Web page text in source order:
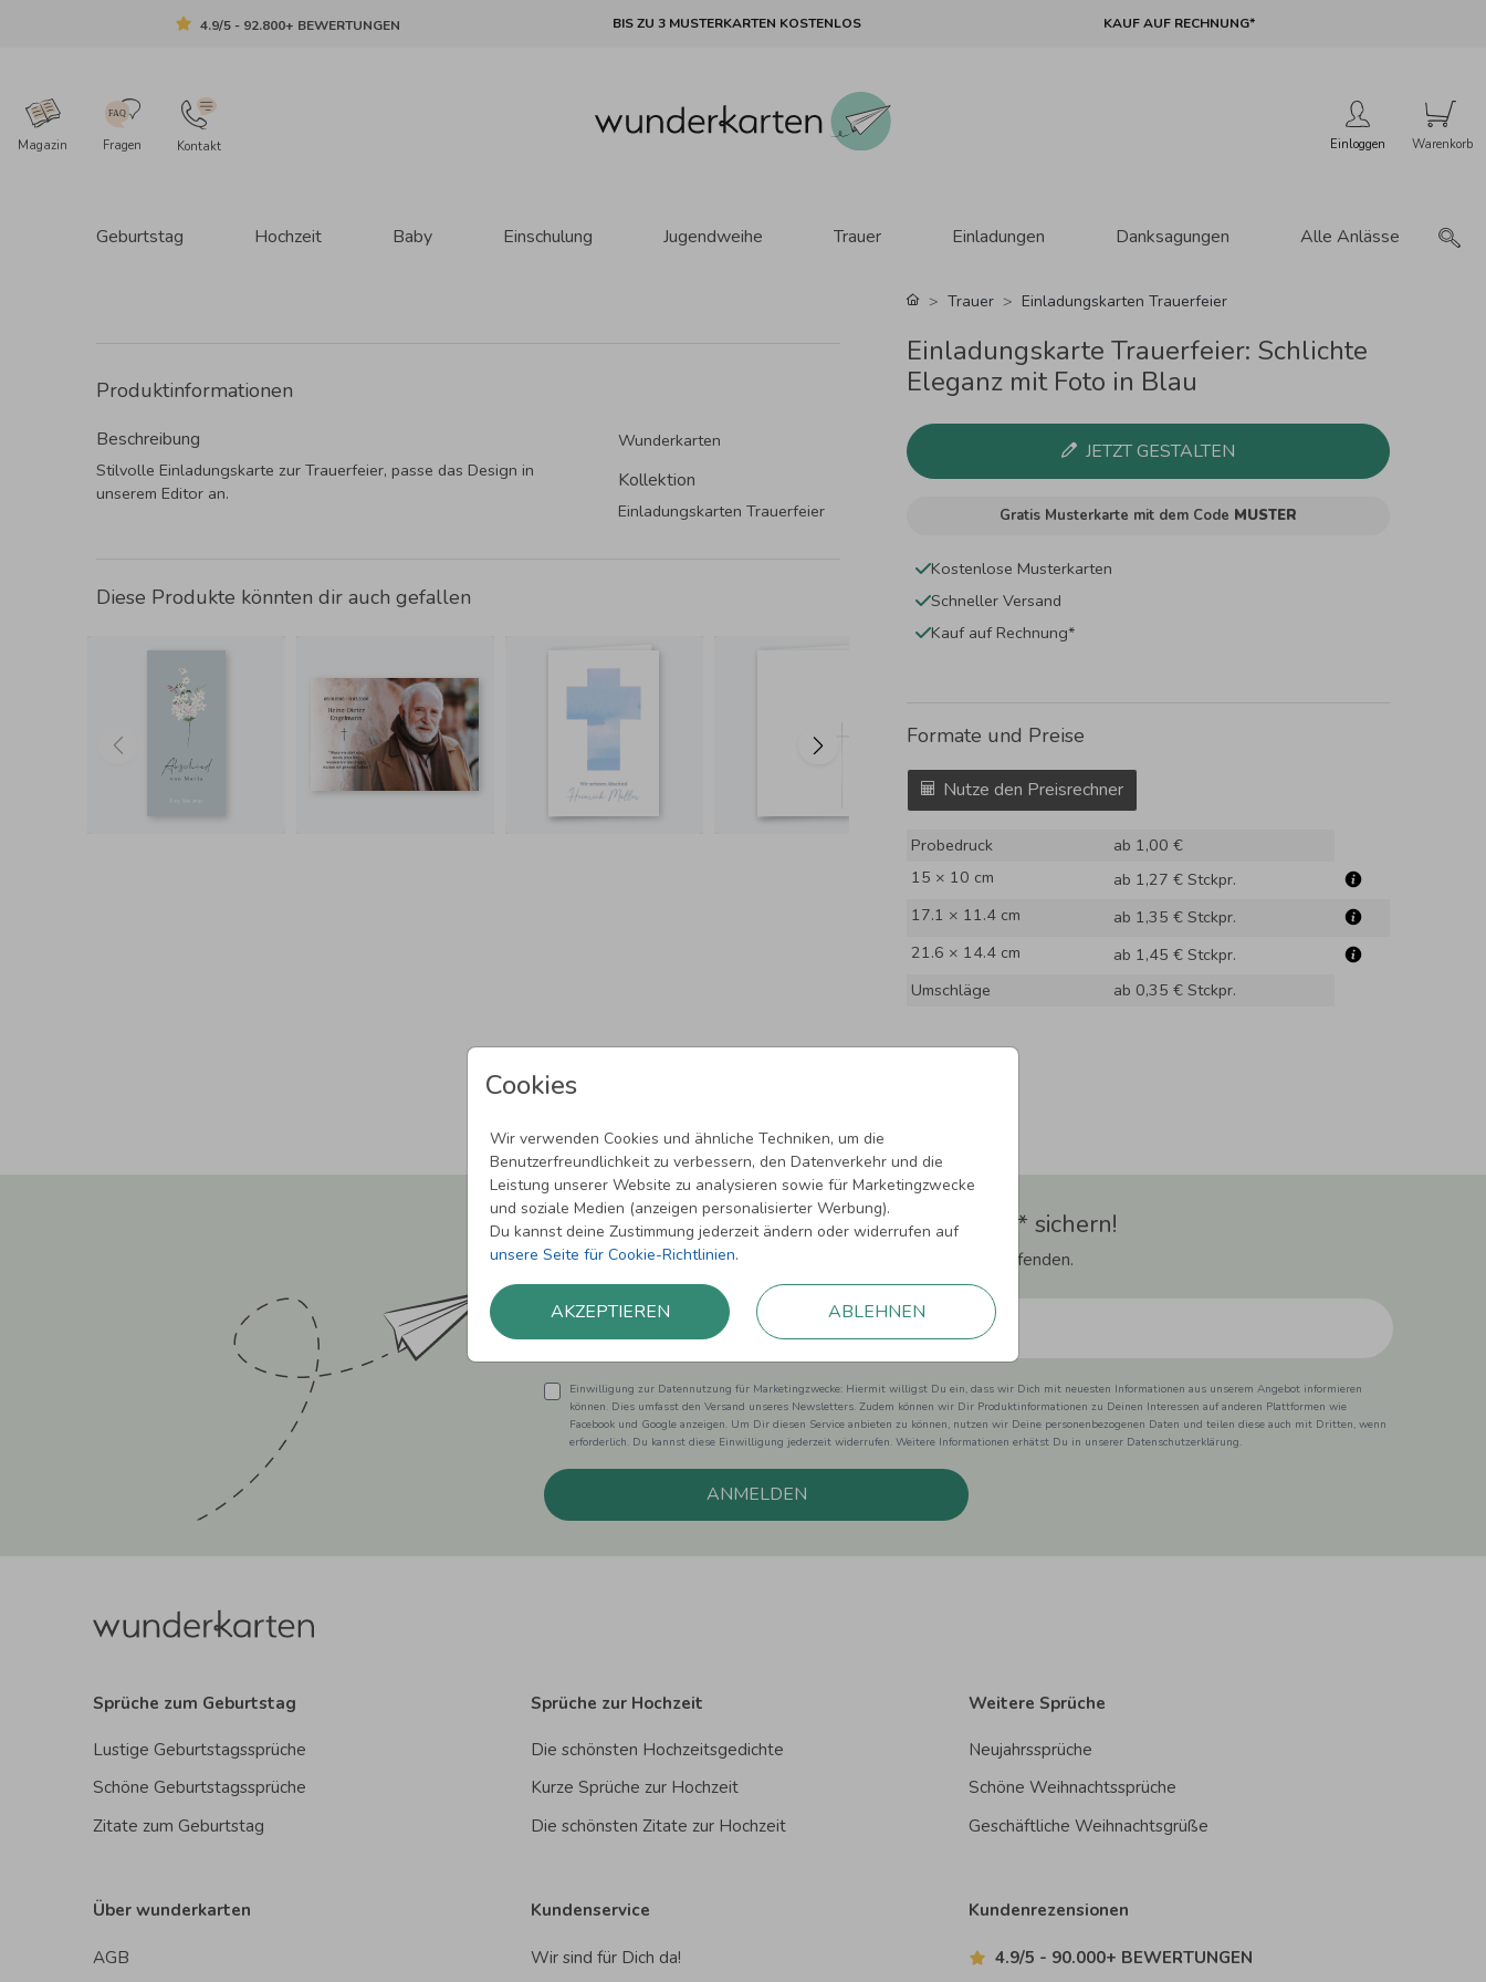
4.9/5 - 92.800+ BEWERTUNGEN BIS ZU 3 MUSTERKARTEN KOSTENLOS KAUF AUF RECHNUNG*
Magazin Fragen Kontakt Einloggen
Geburtstag Hochzeit Baby Einschulung Jugendweihe Trauer Einladungen Danksagungen Alle Anlässe
Cookies
Wir verwenden Cookies und ähnliche Techniken, um die
Benutzerfreundlichkeit zu verbessern, den Datenverkehr und die
Leistung unserer Website zu analysieren sowie für Marketingzwecke
und soziale Medien (anzeigen personalisierter Werbung).
Du kannst deine Zustimmung jederzeit ändern oder widerrufen auf
unsere Seite für Cookie-Richtlinien.
AKZEPTIEREN ABLEHNEN
Produktinformationen
Beschreibung
Stilvolle Einladungskarte zur Trauerfeier, passe das Design in
unserem Editor an.
Wunderkarten
Kollektion
Einladungskarten Trauerfeier
Diese Produkte könnten dir auch gefallen
Trauer Einladungskarten Trauerfeier
Einladungskarte Trauerfeier: Schlichte
Eleganz mit Foto in Blau
JETZT GESTALTEN
Gratis Musterkarte mit dem Code MUSTER
Kostenlose Musterkarten
Schneller Versand
Kauf auf Rechnung*
Formate und Preise
Nutze den Preisrechner
Probedruck
ab 1,00 €
15 × 10 cm
ab 1,27 € Stckpr.
17.1 × 11.4 cm
ab 1,35 € Stckpr.
21.6 × 14.4 cm
ab 1,45 € Stckpr.
Umschläge
ab 0,35 € Stckpr.
Newsletter abonnieren und 5,00 € Rabatt** sichern!
Melde Dich zu unserem Newsletter an und bleibe auf dem Laufenden.
Einwilligung zur Datennutzung für Marketingzwecke: Hiermit willigst Du ein, dass wir Dich mit neuesten Informationen aus unserem Angebot informieren
können. Dies umfasst den Versand unseres Newsletters. Zudem können wir Dir Produktinformationen zu Deinen Interessen auf anderen Plattformen wie
Facebook und Google anzeigen. Um Dir diesen Service anbieten zu können, nutzen wir Deine personenbezogenen Daten und teilen diese auch mit Dritten, wenn
erforderlich. Du kannst diese Einwilligung jederzeit widerrufen. Weitere Informationen erhätst Du in unserer Datenschutzerklärung.
ANMELDEN
Sprüche zum Geburtstag
Lustige Geburtstagssprüche
Schöne Geburtstagssprüche
Zitate zum Geburtstag
Sprüche zur Hochzeit
Die schönsten Hochzeitsgedichte
Kurze Sprüche zur Hochzeit
Die schönsten Zitate zur Hochzeit
Weitere Sprüche
Neujahrssprüche
Schöne Weihnachtssprüche
Geschäftliche Weihnachtsgrüße
Über wunderkarten
AGB
Kundenservice
Wir sind für Dich da!
Kundenrezensionen
4.9/5 - 90.000+ BEWERTUNGEN